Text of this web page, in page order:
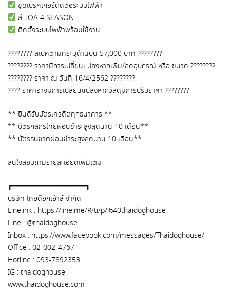
ชุดเบรคเกอร์ตัดต่อระบบไฟฟ้า
สี TOA 4 SEASON
ติดตั้งระบบไฟฟ้าพร้อมใช้งาน
???????? สเปคตามที่ระบุด้านบน 57,000 บาท ????????
???????? ราคามีการเปลี่ยนแปลงหากเพิ่ม/ลดอุปกรณ์ หรือ ขนาด ????????
???????? ราคา ณ วันที่ 16/4/2562 ????????
???? ราคาอาจมีการเปลี่ยนแปลงหากวัสดุมีการปรับราคา ????????
** ยินดีรับบัตรเครดิตทุกธนาคาร **
** บัตรกสิกรไทยผ่อนชำระสูงสุดนาน 10 เดือน**
** บัตรธนชาตผ่อนชำระสูงสุดนาน 10 เดือน**
สนใจสอบถามรายละเอียดเพิ่มเติม
┏━━━━━━━━━━━━━━━━━━┓
บริษัท ไทยด็อกเฮ้าส์ จำกัด
Linelink : https://line.me/R/ti/p/%40thaidoghouse
Line : @thaidoghouse
Inbox : https://www.facebook.com/messages/Thaidoghouse/
Office : 02-002-4767
Hotline : 093-7892353
IG : thaidoghouse
www.thaidoghouse.com